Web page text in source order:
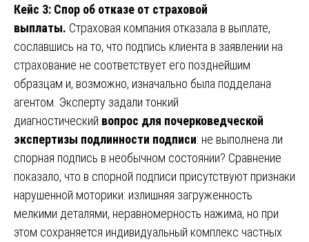
Кейс 3: Спор об отказе от страховой
выплаты. Страховая компания отказала в выплате,
сославшись на то, что подпись клиента в заявлении на
страхование не соответствует его позднейшим
образцам и, возможно, изначально была подделана
агентом. Эксперту задали тонкий
диагностический вопрос для почерковедческой
экспертизы подлинности подписи: не выполнена ли
спорная подпись в необычном состоянии? Сравнение
показало, что в спорной подписи присутствуют признаки
нарушенной моторики: излишняя загруженность
мелкими деталями, неравномерность нажима, но при
этом сохраняется индивидуальный комплекс частных